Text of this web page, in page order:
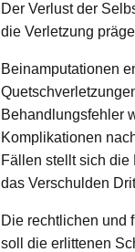
Der Verlust der
die Verletzung
Beinamputationen
Behandlungsfehler
Komplikationen
Fällen stellt sich die
das Verschulden
Die rechtlichen und
soll die erlittenen